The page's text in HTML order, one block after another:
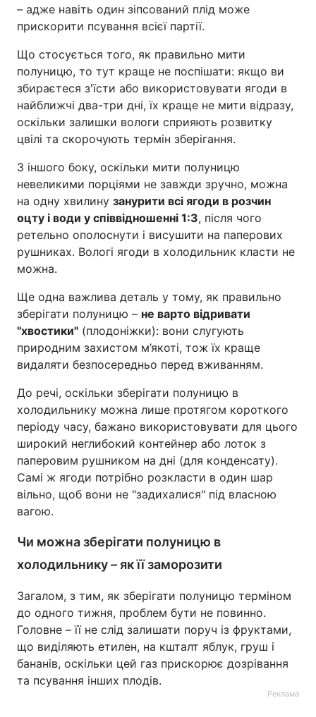
– адже навіть один зіпсований плід може
прискорити псування всієї партії.
Що стосується того, як правильно мити
полуницю, то тут краще не поспішати: якщо ви
збираєтеся з'їсти або використовувати ягоди в
найближчі два-три дні, їх краще не мити відразу,
оскільки залишки вологи сприяють розвитку
цвілі та скорочують термін зберігання.
З іншого боку, оскільки мити полуницю
невеликими порціями не завжди зручно, можна
на одну хвилину занурити всі ягоди в розчин
оцту і води у співвідношенні 1:3, після чого
ретельно ополоснути і висушити на паперових
рушниках. Вологі ягоди в холодильник класти не
можна.
Ще одна важлива деталь у тому, як правильно
зберігати полуницю – не варто відривати
"хвостики" (плодоніжки): вони слугують
природним захистом м’якоті, тож їх краще
видаляти безпосередньо перед вживанням.
До речі, оскільки зберігати полуницю в
холодильнику можна лише протягом короткого
періоду часу, бажано використовувати для цього
широкий неглибокий контейнер або лоток з
паперовим рушником на дні (для конденсату).
Самі ж ягоди потрібно розкласти в один шар
вільно, щоб вони не "задихалися" під власною
вагою.
Чи можна зберігати полуницю в
холодильнику – як її заморозити
Загалом, з тим, як зберігати полуницю терміном
до одного тижня, проблем бути не повинно.
Головне – її не слід залишати поруч із фруктами,
що виділяють етилен, на кшталт яблук, груш і
бананів, оскільки цей газ прискорює дозрівання
та псування інших плодів.
Реклама